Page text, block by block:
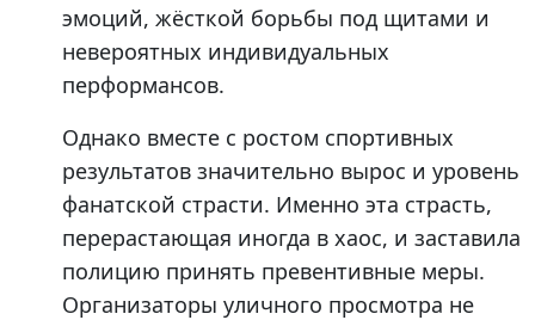
эмоций, жёсткой борьбы под щитами и
невероятных индивидуальных
перформансов.
Однако вместе с ростом спортивных
результатов значительно вырос и уровень
фанатской страсти. Именно эта страсть,
перерастающая иногда в хаос, и заставила
полицию принять превентивные меры.
Организаторы уличного просмотра не